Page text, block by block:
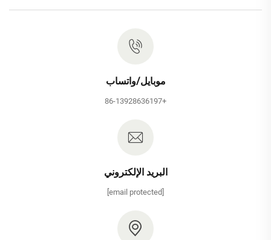
موبايل/واتساب
+86-13928636197
البريد الإلكتروني